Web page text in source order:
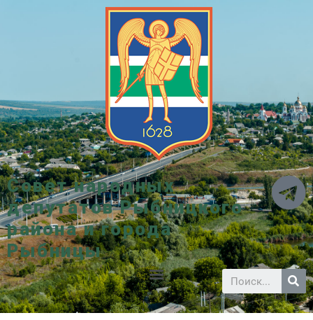
Совет народных
депутатов Рыбницкого
района и города
Рыбницы